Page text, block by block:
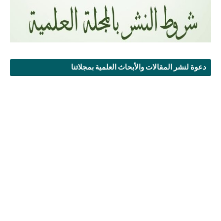
دعوة لنشر المقالات والأبحاث العلمية بمجلاتنا